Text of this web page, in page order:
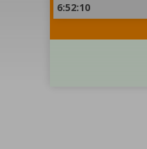
6:52:10